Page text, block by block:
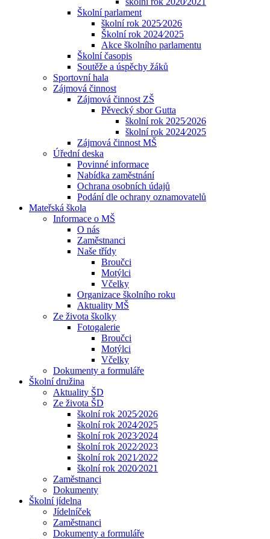
Školní parlament
školní rok 2025⁄2026
Školní rok 2024⁄2025
Akce školního parlamentu
Školní časopis
Soutěže a úspěchy žáků
Sportovní hala
Zájmová činnost
Zájmová činnost ZŠ
Pěvecký sbor Gutta
školní rok 2025⁄2026
školní rok 2024⁄2025
Zájmová činnost MŠ
Úřední deska
Povinné informace
Nabídka zaměstnání
Ochrana osobních údajů
Podání dle ochrany oznamovatelů
Mateřská škola
Informace o MŠ
O nás
Zaměstnanci
Naše třídy
Broučci
Motýlci
Včelky
Organizace školního roku
Aktuality MŠ
Ze života školky
Fotogalerie
Broučci
Motýlci
Včelky
Dokumenty a formuláře
Školní družina
Aktuality ŠD
Ze života ŠD
školní rok 2025⁄2026
školní rok 2024⁄2025
školní rok 2023⁄2024
školní rok 2022⁄2023
školní rok 2021⁄2022
školní rok 2020⁄2021
Zaměstnanci
Dokumenty
Školní jídelna
Jídelníček
Zaměstnanci
Dokumenty a formuláře